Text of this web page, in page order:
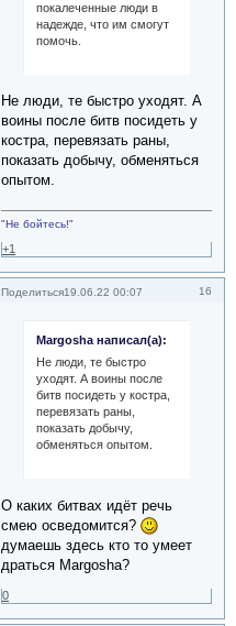
покалеченные люди в
надежде, что им смогут
помочь.
Не люди, те быстро уходят. А
воины после битв посидеть у
костра, перевязать раны,
показать добычу, обменяться
опытом.
"Не бойтесь!"
+1
Поделиться 16
19.06.22 00:07
Margosha написал(а):
Не люди, те быстро
уходят. А воины после
битв посидеть у костра,
перевязать раны,
показать добычу,
обменяться опытом.
О каких битвах идёт речь
смею осведомится?
думаешь здесь кто то умеет
драться Margosha?
0